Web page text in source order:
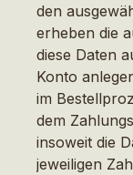
den
erheben die
diese Daten
Konto
im
dem
insoweit die
jeweiligen